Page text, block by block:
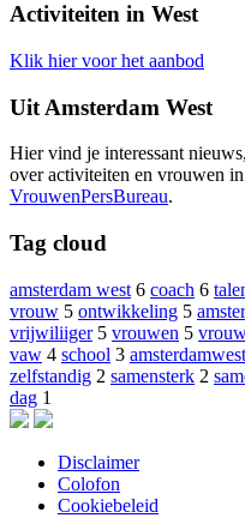
Activiteiten in West
Klik hier voor het aanbod
Uit Amsterdam West
Hier vind je interessant
over activiteiten en vrouwen
VrouwenPersBureau.
Tag cloud
amsterdam west 6 coach 6
vrouw 5 ontwikkeling 5
vrijwiliiger 5 vrouwen 5
vaw 4 school 3 amsterdamwest
zelfstandig 2 samensterk 2
dag 1
Disclaimer
Colofon
Cookiebeleid